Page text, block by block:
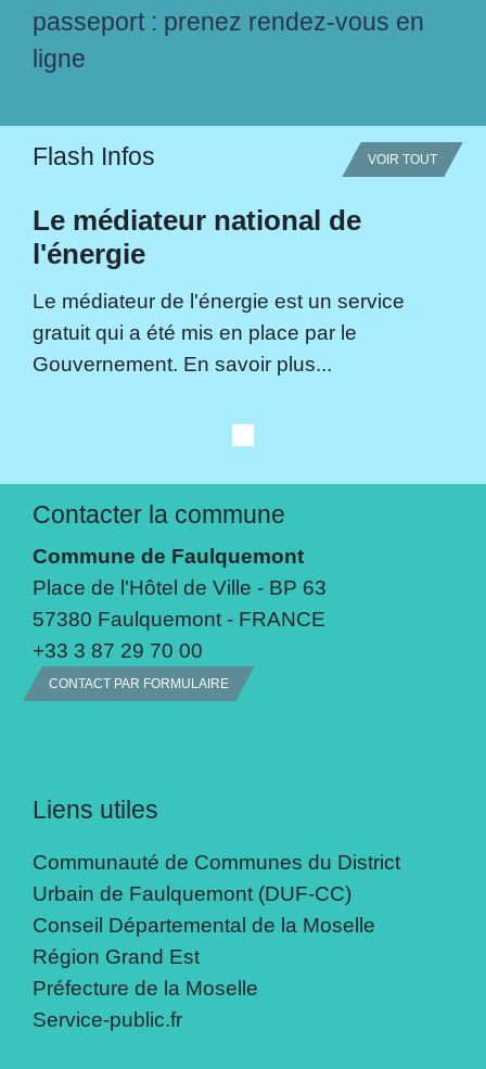
passeport : prenez rendez-vous en
ligne
Flash Infos VOIR TOUT
Le médiateur national de
l'énergie
Le médiateur de l'énergie est un service
gratuit qui a été mis en place par le
Gouvernement. En savoir plus...
Contacter la commune
Commune de Faulquemont
Place de l'Hôtel de Ville - BP 63
57380 Faulquemont - FRANCE
+33 3 87 29 70 00
CONTACT PAR FORMULAIRE
Liens utiles
Communauté de Communes du District
Urbain de Faulquemont (DUF-CC)
Conseil Départemental de la Moselle
Région Grand Est
Préfecture de la Moselle
Service-public.fr